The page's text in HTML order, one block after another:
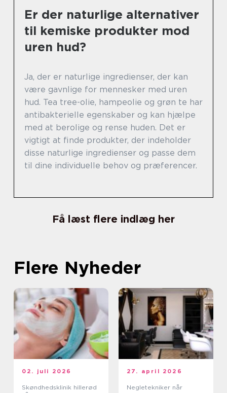
Er der naturlige alternativer
til kemiske produkter mod
uren hud?
Ja, der er naturlige ingredienser, der kan
være gavnlige for mennesker med uren
hud. Tea tree-olie, hampeolie og grøn te har
antibakterielle egenskaber og kan hjælpe
med at berolige og rense huden. Det er
vigtigt at finde produkter, der indeholder
disse naturlige ingredienser og passe dem
til dine individuelle behov og præferencer.
Få læst flere indlæg her
Flere Nyheder
02. juli 2026
Skøndhedsklinik hillerød
27. april 2026
Negletekniker når